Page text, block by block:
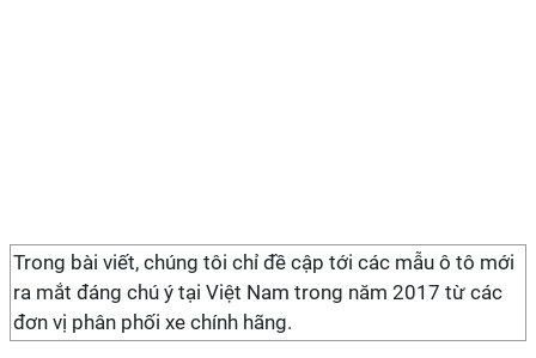
Trong bài viết, chúng tôi chỉ đề cập tới các mẫu ô tô mới
ra mắt đáng chú ý tại Việt Nam trong năm 2017 từ các
đơn vị phân phối xe chính hãng.